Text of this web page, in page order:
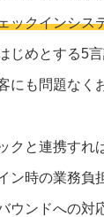
ックインシス
じめとする5
にも問題なく
クと連携すれ
ン時の業務負
ウンドへの対